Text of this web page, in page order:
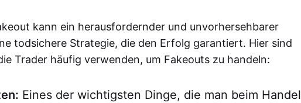
kann ein herausfordernder und unvorhersehbarer
todsichere Strategie, die den Erfolg garantiert. Hier sind
Trader häufig verwenden, um Fakeouts zu handeln:
Eines der wichtigsten Dinge, die man beim Handel